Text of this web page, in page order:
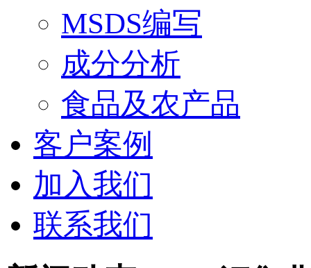
MSDS编写
成分分析
食品及农产品
客户案例
加入我们
联系我们